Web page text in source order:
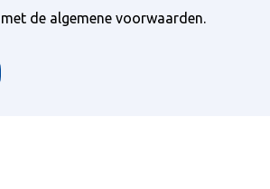
de algemene voorwaarden.